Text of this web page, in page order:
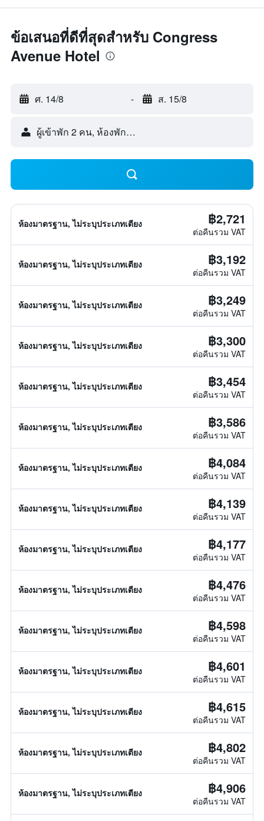
ข้อเสนอที่ดีที่สุดสำหรับ Congress
Avenue Hotel
ศ. 14/8 - ส. 15/8
ผู้เข้าพัก 2 คน, ห้องพัก 1 ห้อง
ห้องมาตรฐาน, ไม่ระบุประเภทเตียง ฿2,721
ต่อคืนรวม VAT
ห้องมาตรฐาน, ไม่ระบุประเภทเตียง ฿3,192
ต่อคืนรวม VAT
ห้องมาตรฐาน, ไม่ระบุประเภทเตียง ฿3,249
ต่อคืนรวม VAT
ห้องมาตรฐาน, ไม่ระบุประเภทเตียง ฿3,300
ต่อคืนรวม VAT
ห้องมาตรฐาน, ไม่ระบุประเภทเตียง ฿3,454
ต่อคืนรวม VAT
ห้องมาตรฐาน, ไม่ระบุประเภทเตียง ฿3,586
ต่อคืนรวม VAT
ห้องมาตรฐาน, ไม่ระบุประเภทเตียง ฿4,084
ต่อคืนรวม VAT
ห้องมาตรฐาน, ไม่ระบุประเภทเตียง ฿4,139
ต่อคืนรวม VAT
ห้องมาตรฐาน, ไม่ระบุประเภทเตียง ฿4,177
ต่อคืนรวม VAT
ห้องมาตรฐาน, ไม่ระบุประเภทเตียง ฿4,476
ต่อคืนรวม VAT
ห้องมาตรฐาน, ไม่ระบุประเภทเตียง ฿4,598
ต่อคืนรวม VAT
ห้องมาตรฐาน, ไม่ระบุประเภทเตียง ฿4,601
ต่อคืนรวม VAT
ห้องมาตรฐาน, ไม่ระบุประเภทเตียง ฿4,615
ต่อคืนรวม VAT
ห้องมาตรฐาน, ไม่ระบุประเภทเตียง ฿4,802
ต่อคืนรวม VAT
ห้องมาตรฐาน, ไม่ระบุประเภทเตียง ฿4,906
ต่อคืนรวม VAT